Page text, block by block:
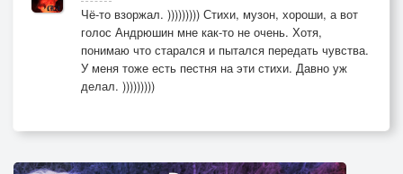
Чё-то взоржал. ))))))))) Стихи, музон, хороши, а вот
голос Андрюшин мне как-то не очень. Хотя,
понимаю что старался и пытался передать чувства.
У меня тоже есть пестня на эти стихи. Давно уж
делал. )))))))))